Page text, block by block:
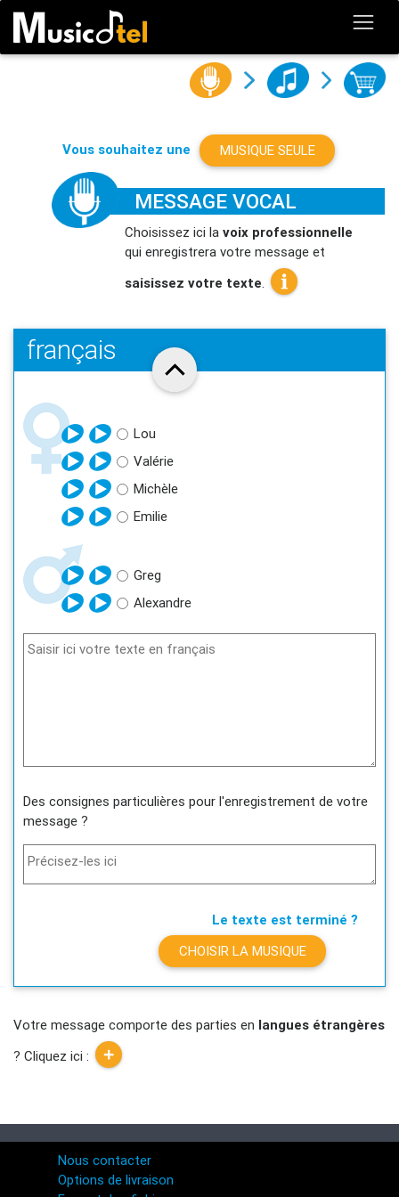
Vous souhaitez une MUSIQUE SEULE
MESSAGE VOCAL
Choisissez ici lavoix professionnelle
qui enregistrera votre message et
saisissez votre texte.
français
Lou
Valérie
Michèle
Emilie
Greg
Alexandre
Saisir ici votre texte en français
Des consignes particulières pour l'enregistrement de votre
message ?
Précisez-les ici
Le texte est terminé ?
CHOISIR LA MUSIQUE
Votre message comporte des parties en langues étrangères
? Cliquez ici :
Nous contacter
Options de livraison